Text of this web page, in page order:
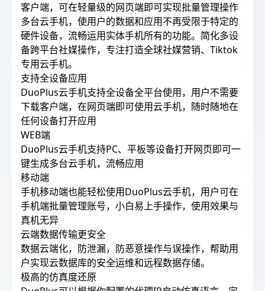
客户端，可在轻量级的网页端即可实现批量管理操作
多台云手机，使用户的数据和应用不再受限于特定的
硬件设备，流畅运用实体手机所有的功能。简化多设
备跨平台社媒操作，专注打造全球社媒营销、Tiktok
专用云手机。
支持全设备应用
DuoPlus云手机支持全设备全平台使用，用户不需要
下载客户端，在网页端即可使用云手机，随时随地在
任何设备打开应用
WEB端
DuoPlus云手机支持PC、平板等设备打开网页即可一
键生成多台云手机，流畅应用
移动端
手机移动端也能轻松使用DuoPlus云手机，用户可在
手机端批量管理账号，小白易上手操作，使用效果与
真机无异
云端数据传输更安全
数据云端化，防泄漏，防恶意操作与误操作，帮助用
户实现云数据库的安全运维和远程数据存储。
极高的仿真度还原